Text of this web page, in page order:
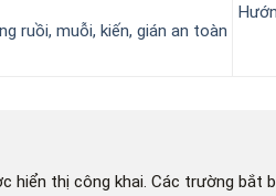
ruồi, muỗi, kiến, gián an toàn
hiển thị công khai. Các trường bắt